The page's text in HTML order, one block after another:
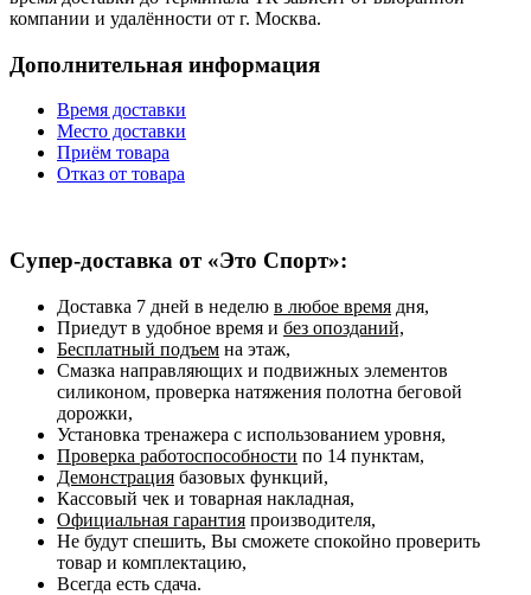
компании и удалённости от г. Москва.
Дополнительная информация
Время доставки
Место доставки
Приём товара
Отказ от товара
Супер-доставка от «Это Спорт»:
Доставка 7 дней в неделю в любое время дня,
Приедут в удобное время и без опозданий,
Бесплатный подъем на этаж,
Смазка направляющих и подвижных элементов
силиконом, проверка натяжения полотна беговой
дорожки,
Установка тренажера с использованием уровня,
Проверка работоспособности по 14 пунктам,
Демонстрация базовых функций,
Кассовый чек и товарная накладная,
Официальная гарантия производителя,
Не будут спешить, Вы сможете спокойно проверить
товар и комплектацию,
Всегда есть сдача.